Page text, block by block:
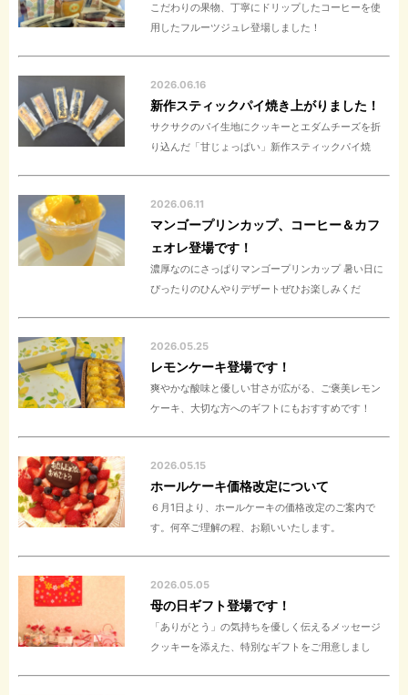
こだわりの果物、丁寧にドリップしたコーヒーを使
用したフルーツジュレ登場しました！
2026.06.16
新作スティックパイ焼き上がりました！
サクサクのパイ生地にクッキーとエダムチーズを折
り込んだ「甘じょっぱい」新作スティックパイ焼
2026.06.11
マンゴープリンカップ、コーヒー＆カフ
ェオレ登場です！
濃厚なのにさっぱりマンゴープリンカップ 暑い日に
ぴったりのひんやりデザートぜひお楽しみくだ
2026.05.25
レモンケーキ登場です！
爽やかな酸味と優しい甘さが広がる、ご褒美レモン
ケーキ、大切な方へのギフトにもおすすめです！
2026.05.15
ホールケーキ価格改定について
６月1日より、ホールケーキの価格改定のご案内で
す。何卒ご理解の程、お願いいたします。
2026.05.05
母の日ギフト登場です！
「ありがとう」の気持ちを優しく伝えるメッセージ
クッキーを添えた、特別なギフトをご用意しまし